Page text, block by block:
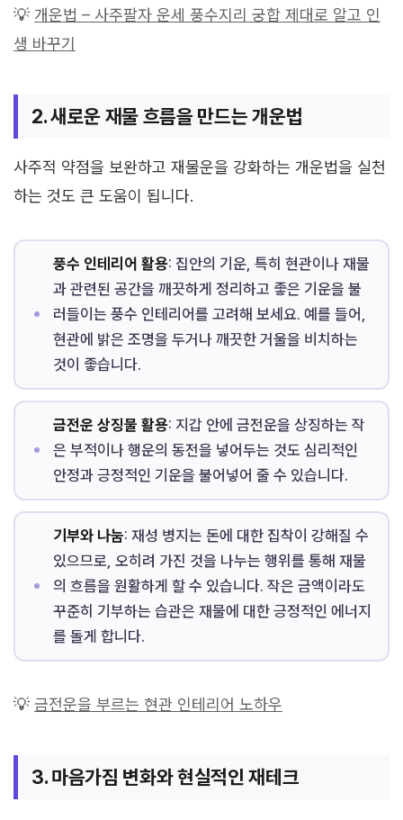
💡 개운법 – 사주팔자 운세 풍수지리 궁합 제대로 알고 인
생 바꾸기
2. 새로운 재물 흐름을 만드는 개운법
사주적 약점을 보완하고 재물운을 강화하는 개운법을 실천
하는 것도 큰 도움이 됩니다.
풍수 인테리어 활용: 집안의 기운, 특히 현관이나 재물
과 관련된 공간을 깨끗하게 정리하고 좋은 기운을 불
러들이는 풍수 인테리어를 고려해 보세요. 예를 들어,
현관에 밝은 조명을 두거나 깨끗한 거울을 비치하는
것이 좋습니다.
금전운 상징물 활용: 지갑 안에 금전운을 상징하는 작
은 부적이나 행운의 동전을 넣어두는 것도 심리적인
안정과 긍정적인 기운을 불어넣어 줄 수 있습니다.
기부와 나눔: 재성 병지는 돈에 대한 집착이 강해질 수
있으므로, 오히려 가진 것을 나누는 행위를 통해 재물
의 흐름을 원활하게 할 수 있습니다. 작은 금액이라도
꾸준히 기부하는 습관은 재물에 대한 긍정적인 에너지
를 돌게 합니다.
💡 금전운을 부르는 현관 인테리어 노하우
3. 마음가짐 변화와 현실적인 재테크